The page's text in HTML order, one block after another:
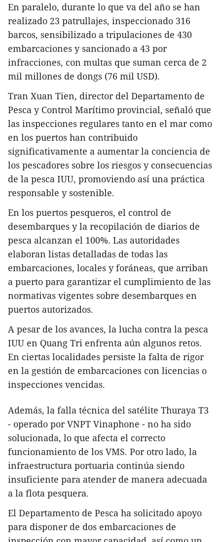
En paralelo, durante lo que va del año se han
realizado 23 patrullajes, inspeccionado 316
barcos, sensibilizado a tripulaciones de 430
embarcaciones y sancionado a 43 por
infracciones, con multas que suman cerca de 2
mil millones de dongs (76 mil USD).
Tran Xuan Tien, director del Departamento de
Pesca y Control Marítimo provincial, señaló que
las inspecciones regulares tanto en el mar como
en los puertos han contribuido
significativamente a aumentar la conciencia de
los pescadores sobre los riesgos y consecuencias
de la pesca IUU, promoviendo así una práctica
responsable y sostenible.
En los puertos pesqueros, el control de
desembarques y la recopilación de diarios de
pesca alcanzan el 100%. Las autoridades
elaboran listas detalladas de todas las
embarcaciones, locales y foráneas, que arriban
a puerto para garantizar el cumplimiento de las
normativas vigentes sobre desembarques en
puertos autorizados.
A pesar de los avances, la lucha contra la pesca
IUU en Quang Tri enfrenta aún algunos retos.
En ciertas localidades persiste la falta de rigor
en la gestión de embarcaciones con licencias o
inspecciones vencidas.
Además, la falla técnica del satélite Thuraya T3
- operado por VNPT Vinaphone - no ha sido
solucionada, lo que afecta el correcto
funcionamiento de los VMS. Por otro lado, la
infraestructura portuaria continúa siendo
insuficiente para atender de manera adecuada
a la flota pesquera.
El Departamento de Pesca ha solicitado apoyo
para disponer de dos embarcaciones de